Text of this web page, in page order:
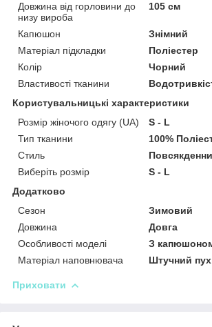
Довжина від горловини до
низу вироба
105 см
Капюшон
Знімний
Матеріал підкладки
Поліестер
Колір
Чорний
Властивості тканини
Користувальницькі характеристики
Розмір жіночого одягу (UA)
S - L
Тип тканини
100%
Стиль
Виберіть розмір
S - L
Додатково
Сезон
Зимовий
Довжина
Довга
Особливості моделі
З
Матеріал наповнювача
Штучний пух
Приховати